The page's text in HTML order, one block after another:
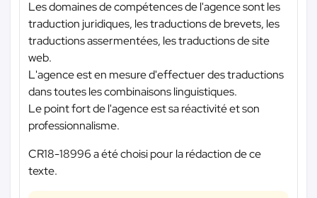
Les domaines de compétences de l'agence sont les
traduction juridiques, les traductions de brevets, les
traductions assermentées, les traductions de site
web.
L'agence est en mesure d'effectuer des traductions
dans toutes les combinaisons linguistiques.
Le point fort de l'agence est sa réactivité et son
professionnalisme.
CR18-18996 a été choisi pour la rédaction de ce
texte.